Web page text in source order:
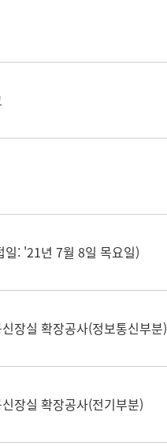
일: '21년 7월 8일 목요일)
장실 확장공사(정보통신부분)
장실 확장공사(전기부분)